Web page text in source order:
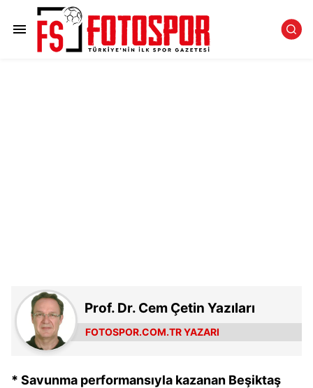
Prof. Dr. Cem Çetin Yazıları
FOTOSPOR.COM.TR YAZARI
* Savunma performansıyla kazanan Beşiktaş